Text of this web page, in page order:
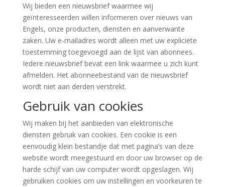
Wij bieden een nieuwsbrief waarmee wij
geïnteresseerden willen informeren over nieuws van
Engels, onze producten, diensten en aanverwante
zaken. Uw e-mailadres wordt alleen met uw expliciete
toestemming toegevoegd aan de lijst van abonnees.
Iedere nieuwsbrief bevat een link waarmee u zich kunt
afmelden. Het abonneebestand van de nieuwsbrief
wordt niet aan derden verstrekt.
Gebruik van cookies
Wij maken bij het aanbieden van elektronische
diensten gebruik van cookies. Een cookie is een
eenvoudig klein bestandje dat met pagina’s van deze
website wordt meegestuurd en door uw browser op de
harde schijf van uw computer wordt opgeslagen. Wij
gebruiken cookies om uw instellingen en voorkeuren te